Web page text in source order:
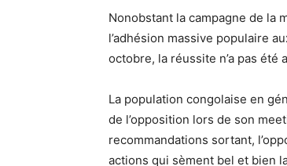
Nonobstant la campagne de la
l’adhésion massive populaire
octobre, la réussite n’a pas été
La population congolaise en
de l’opposition lors de son
recommandations sortant,
actions qui sèment bel et bien